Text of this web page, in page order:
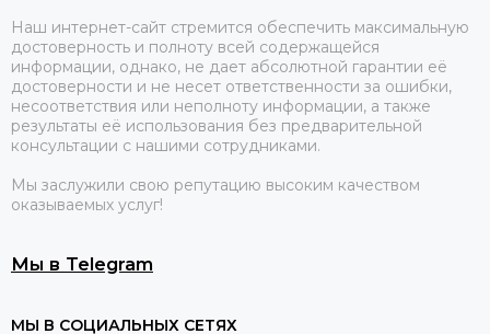
Наш интернет-сайт стремится обеспечить максимальную
достоверность и полноту всей содержащейся
информации, однако, не дает абсолютной гарантии её
достоверности и не несет ответственности за ошибки,
несоответствия или неполноту информации, а также
результаты её использования без предварительной
консультации с нашими сотрудниками.
Мы заслужили свою репутацию высоким качеством
оказываемых услуг!
Мы в Telegram
МЫ В СОЦИАЛЬНЫХ СЕТЯХ